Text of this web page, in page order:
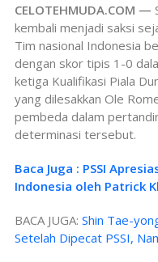
CELOTEHMUDA.COM —
kembali menjadi saksi
Tim nasional Indonesia
dengan skor tipis 1-0
ketiga Kualifikasi Piala
yang dilesakkan Ole
pembeda dalam
determinasi tersebut.
Baca Juga : PSSI
Indonesia oleh Patrick
BACA JUGA: Shin Tae-
Setelah Dipecat PSSI,